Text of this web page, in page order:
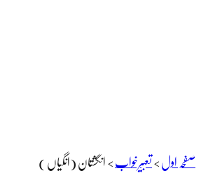
صفحہ اول>تعبیرخواب>انگشتان (انگیاں )